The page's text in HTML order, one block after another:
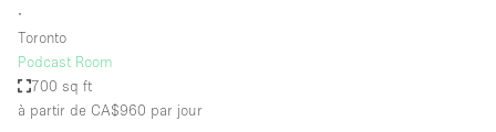
∙
Toronto
Podcast Room
700 sq ft
à partir de CA$960 par jour